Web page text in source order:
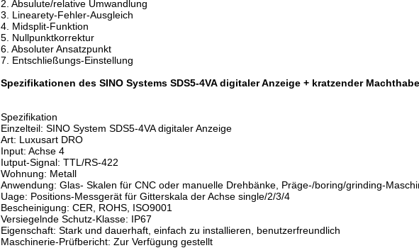
2. Absulute/relative Umwandlung
3. Linearety-Fehler-Ausgleich
4. Midsplit-Funktion
5. Nullpunktkorrektur
6. Absoluter Ansatzpunkt
7. Entschließungs-Einstellung
Spezifikationen des SINO Systems SDS5-4VA digitaler Anzeige + kratzender
Spezifikation
Einzelteil: SINO System SDS5-4VA digitaler Anzeige
Art: Luxusart DRO
Input: Achse 4
Iutput-Signal: TTL/RS-422
Wohnung: Metall
Anwendung: Glas- Skalen für CNC oder manuelle Drehbänke, Präge-/boring/grinding-
Uage: Positions-Messgerät für Gitterskala der Achse single/2/3/4
Bescheinigung: CER, ROHS, ISO9001
Versiegelnde Schutz-Klasse: IP67
Eigenschaft: Stark und dauerhaft, einfach zu installieren, benutzerfreundlich
Maschinerie-Prüfbericht: Zur Verfügung gestellt